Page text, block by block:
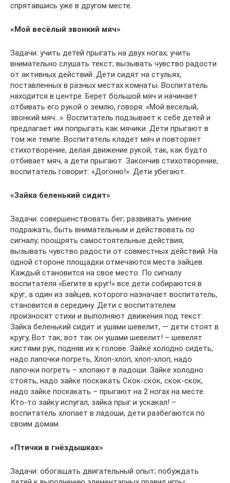
спрятавшись уже в другом месте.
«Мой весёлый звонкий мяч»
Задачи: учить детей прыгать на двух ногах; учить
внимательно слушать текст; вызывать чувство радости
от активных действий. Дети сидят на стульях,
поставленных в разных местах комнаты. Воспитатель
находится в центре. Берет большой мяч и начинает
отбивать его рукой о землю, говоря: «Мой веселый,
звонкий мяч…». Воспитатель подзывает к себе детей и
предлагает им попрыгать как мячики. Дети прыгают в
том же темпе. Воспитатель кладет мяч и повторяет
стихотворение, делая движение рукой, так, как будто
отбивает мяч, а дети прыгают. Закончив стихотворение,
воспитатель говорит: «Догоню!». Дети убегают.
«Зайка беленький сидит»
Задачи: совершенствовать бег; развивать умение
подражать, быть внимательным и действовать по
сигналу; поощрять самостоятельные действия;
вызывать чувство радости от совместных действий. На
одной стороне площадки отмечаются места зайцев.
Каждый становится на свое место. По сигналу
воспитателя «Бегите в круг!» все дети собираются в
круг, а один из зайцев, которого назначает воспитатель,
становится в середину. Дети с воспитателем
произносят стихи и выполняют движения под текст:
Зайка беленький сидит и ушами шевелит, — дети стоят в
кругу, Вот так, вот так он ушами шевелит! – шевелят
кистями рук, подняв их к голове. Зайке холодно сидеть,
надо лапочки погреть, Хлоп-хлоп, хлоп-хлоп, надо
лапочки погреть – хлопают в ладоши. Зайке холодно
стоять, надо зайке поскакать Скок-скок, скок-скок,
надо зайке поскакать – прыгают на 2 ногах на месте.
Кто-то зайку испугал, зайка прыг и ускакал! –
воспитатель хлопает в ладоши, дети разбегаются по
своим домам.
«Птички в гнёздышках»
Задачи: обогащать двигательный опыт; побуждать